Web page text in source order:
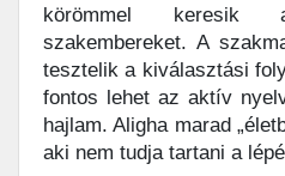
körömmel
szakembereket. A
tesztelik a kiválasztási
fontos lehet az aktív
hajlam. Aligha marad
aki nem tudja tartani a